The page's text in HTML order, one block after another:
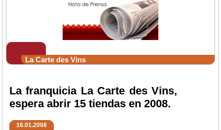
La Carte des Vins
La franquicia La Carte des Vins,
espera abrir 15 tiendas en 2008.
16.01.2008